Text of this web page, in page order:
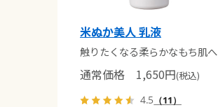
米ぬか美人 乳液
触りたくなる柔らかなもち肌へ
通常価格 1,650円(税込)
4.5 （11）